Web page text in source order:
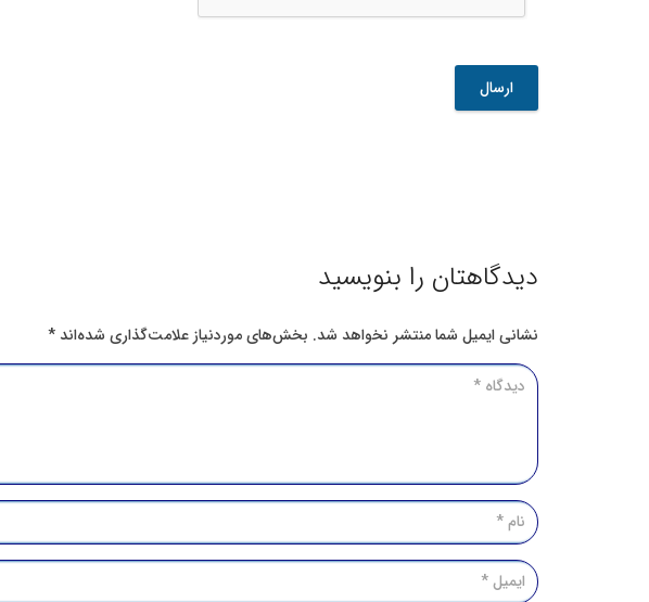
jpg,
doc,
docx,
xlsx,
دیدگاهتان را بنویسید
نشانی ایمیل شما منتشر نخواهد شد. بخش‌های موردنیاز علامت‌گذاری شده‌اند *